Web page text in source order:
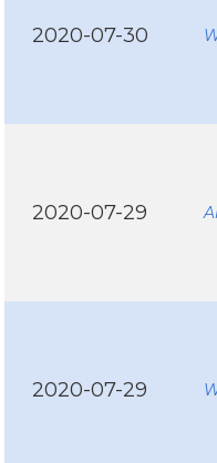
2020-07-30
2020-07-29
2020-07-29